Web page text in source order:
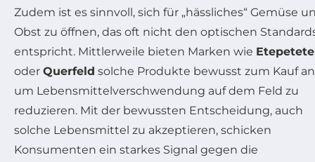
Zudem ist es sinnvoll, sich für „hässliches“ Gemüse
Obst zu öffnen, das oft nicht den optischen
entspricht. Mittlerweile bieten Marken wie Etepetete
oder Querfeld solche Produkte bewusst zum Kauf
um Lebensmittelverschwendung auf dem Feld zu
reduzieren. Mit der bewussten Entscheidung, auch
solche Lebensmittel zu akzeptieren, schicken
Konsumenten ein starkes Signal gegen die